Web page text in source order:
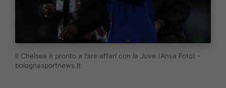
Il Chelsea è pronto a fare affari con la Juve (Ansa Foto) -
bolognasportnews.it